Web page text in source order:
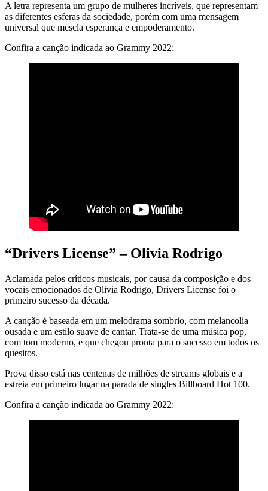
A letra representa um grupo de mulheres incríveis, que representam
as diferentes esferas da sociedade, porém com uma mensagem
universal que mescla esperança e empoderamento.
Confira a canção indicada ao Grammy 2022:
“Drivers License” – Olivia Rodrigo
Aclamada pelos críticos musicais, por causa da composição e dos
vocais emocionados de Olivia Rodrigo, Drivers License foi o
primeiro sucesso da década.
A canção é baseada em um melodrama sombrio, com melancolia
ousada e um estilo suave de cantar. Trata-se de uma música pop,
com tom moderno, e que chegou pronta para o sucesso em todos os
quesitos.
Prova disso está nas centenas de milhões de streams globais e a
estreia em primeiro lugar na parada de singles Billboard Hot 100.
Confira a canção indicada ao Grammy 2022: